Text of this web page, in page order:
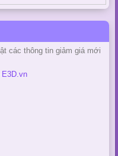
các thông tin giảm giá mới